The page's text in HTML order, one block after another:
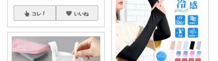
コレ いいね